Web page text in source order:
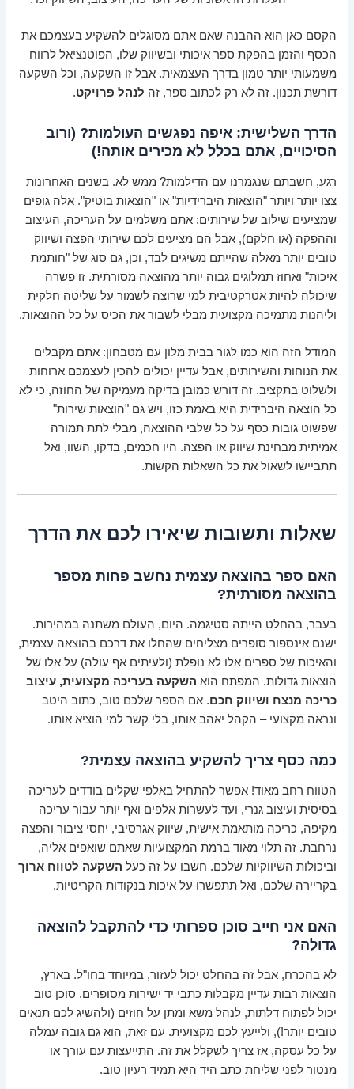
הקסם כאן הוא ההבנה שאם אתם מסוגלים להשקיע בעצמכם את
הכסף והזמן בהפקת ספר איכותי ובשיווק שלו, הפוטנציאל לרווח
משמעותי יותר טמון בדרך העצמאית. אבל זו השקעה, וכל השקעה
דורשת תכנון. זה לא רק לכתוב ספר, זה לנהל פרויקט.
הדרך השלישית: איפה נפגשים העולמות? (ורוב
הסיכויים, אתם בכלל לא מכירים אותה!)
רגע, חשבתם שנגמרנו עם הדילמות? ממש לא. בשנים האחרונות
צצו יותר ויותר "הוצאות היברידיות" או "הוצאות בוטיק". אלה גופים
שמציעים שילוב של שירותים: אתם משלמים על העריכה, העיצוב
וההפקה (או חלקם), אבל הם מציעים לכם שירותי הפצה ושיווק
טובים יותר מאלה שהייתם משיגים לבד, וכן, גם סוג של "חותמת
איכות" ואחוז תמלוגים גבוה יותר מהוצאה מסורתית. זו פשרה
שיכולה להיות אטרקטיבית למי שרוצה לשמור על שליטה חלקית
וליהנות מתמיכה מקצועית מבלי לשבור את הכיס על כל ההוצאות.
המודל הזה הוא כמו לגור בבית מלון עם מטבחון: אתם מקבלים
את הנוחות והשירותים, אבל עדיין יכולים להכין לעצמכם ארוחות
ולשלוט בתקציב. זה דורש כמובן בדיקה מעמיקה של החוזה, כי לא
כל הוצאה היברידית היא באמת כזו, ויש גם "הוצאות שירות"
שפשוט גובות כסף על כל שלבי ההוצאה, מבלי לתת תמורה
אמיתית מבחינת שיווק או הפצה. היו חכמים, בדקו, השוו, ואל
תתביישו לשאול את כל השאלות הקשות.
שאלות ותשובות שיאירו לכם את הדרך
האם ספר בהוצאה עצמית נחשב פחות מספר
בהוצאה מסורתית?
בעבר, בהחלט הייתה סטיגמה. היום, העולם משתנה במהירות.
ישנם אינספור סופרים מצליחים שהחלו את דרכם בהוצאה עצמית,
והאיכות של ספרים אלו לא נופלת (ולעיתים אף עולה) על אלו של
הוצאות גדולות. המפתח הוא השקעה בעריכה מקצועית, עיצוב
כריכה מנצח ושיווק חכם. אם הספר שלכם טוב, כתוב היטב
ונראה מקצועי – הקהל יאהב אותו, בלי קשר למי הוציא אותו.
כמה כסף צריך להשקיע בהוצאה עצמית?
הטווח רחב מאוד! אפשר להתחיל באלפי שקלים בודדים לעריכה
בסיסית ועיצוב גנרי, ועד לעשרות אלפים ואף יותר עבור עריכה
מקיפה, כריכה מותאמת אישית, שיווק אגרסיבי, יחסי ציבור והפצה
נרחבת. זה תלוי מאוד ברמת המקצועיות שאתם שואפים אליה,
וביכולות השיווקיות שלכם. חשבו על זה כעל השקעה לטווח ארוך
בקריירה שלכם, ואל תתפשרו על איכות בנקודות הקריטיות.
האם אני חייב סוכן ספרותי כדי להתקבל להוצאה
גדולה?
לא בהכרח, אבל זה בהחלט יכול לעזור, במיוחד בחו"ל. בארץ,
הוצאות רבות עדיין מקבלות כתבי יד ישירות מסופרים. סוכן טוב
יכול לפתוח דלתות, לנהל משא ומתן על חוזים (ולהשיג לכם תנאים
טובים יותר!), ולייעץ לכם מקצועית. עם זאת, הוא גם גובה עמלה
על כל עסקה, אז צריך לשקלל את זה. התייעצות עם עורך או
מנטור לפני שליחת כתב היד היא תמיד רעיון טוב.